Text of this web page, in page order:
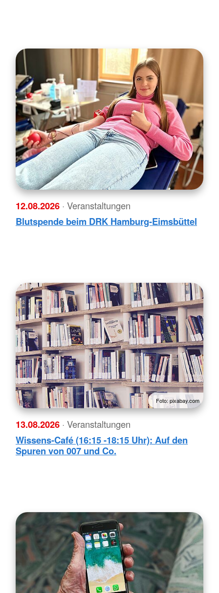
12.08.2026 · Veranstaltungen
Blutspende beim DRK Hamburg-Eimsbüttel
Foto: pixabay.com
13.08.2026 · Veranstaltungen
Wissens-Café (16:15 -18:15 Uhr): Auf den
Spuren von 007 und Co.